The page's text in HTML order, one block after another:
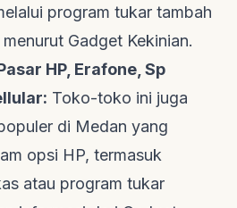
program tukar tambah
Gadget Kekinian.
HP, Erafone, Sp
Toko-toko ini juga
di Medan yang
opsi HP, termasuk
atau program tukar